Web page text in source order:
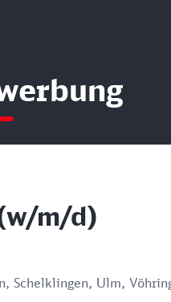
m/d)
Schelklingen, Ulm,